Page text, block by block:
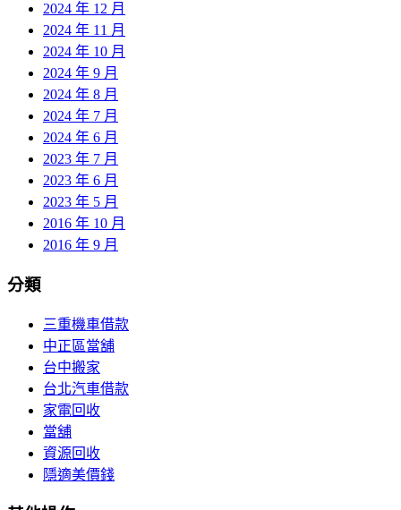
2024 年 12 月
2024 年 11 月
2024 年 10 月
2024 年 9 月
2024 年 8 月
2024 年 7 月
2024 年 6 月
2023 年 7 月
2023 年 6 月
2023 年 5 月
2016 年 10 月
2016 年 9 月
分類
三重機車借款
中正區當舖
台中搬家
台北汽車借款
家電回收
當舖
資源回收
隱適美價錢